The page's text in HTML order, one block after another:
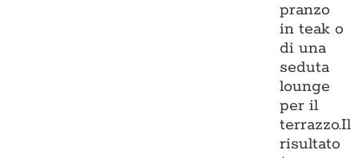
pranzo
in teak o
di una
seduta
lounge
per il
terrazzo.Il
risultato